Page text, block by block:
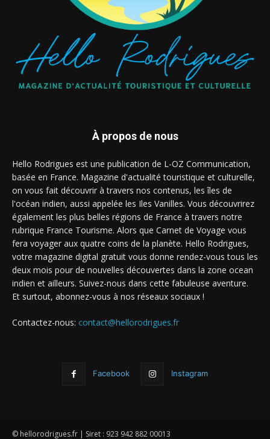
À propos de nous
Hello Rodrigues est une publication de L-OZ Communication,
basée en France. Magazine d'actualité touristique et culturelle,
on vous fait découvrir à travers nos contenus, les îles de
l'océan indien, aussi appelée les Iles Vanilles. Vous découvrirez
également les plus belles régions de France à travers notre
rubrique France Tourisme. Alors que Carnet de Voyage vous
fera voyager aux quatre coins de la planète. Hello Rodrigues,
votre magazine digital gratuit vous donne rendez-vous tous les
deux mois pour de nouvelles découvertes dans la zone ocean
indien et ailleurs. Suivez-nous dans cette fabuleuse aventure.
Et surtout, abonnez-vous à nos réseaux sociaux !
Contactez-nous: contact@hellorodrigues.fr
Facebook Instagram
© hellorodrigues.fr | Siret : 923 942 882 00013